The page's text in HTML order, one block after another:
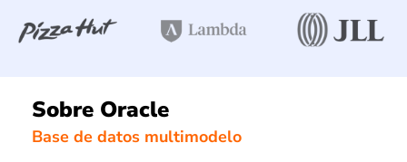
Sobre Oracle
Base de datos multimodelo